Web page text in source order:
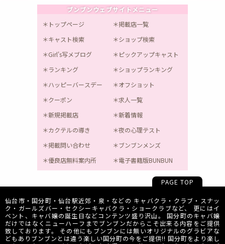
ブンブンウェブサイトメニュー
トップページ
掲載店一覧
キャスト検索
ショップ検索
Girl's写メブログ
ピックアップキャスト
ランキング
ショップランキング
ハッピーバースデー
オフショット
クーポン
求人一覧
新規掲載店
新着情報
カクテルの導き
夜の心理テスト
掲載問い合わせ
ブンブンメンズ
優良店無料案内所
電子書籍版BUNBUN
PAGE TOP
仙台市・国分町・仙台駅近郊・泉・などの キャバクラ・クラブ・スナッ
ク・ガールズバー・セクシーキャバクラ・ショークラブなど、 更にはイ
ベント、キャバ嬢の誕生日などコンテンツ盛り沢山。 国分町のキャバ嬢
だけではなくニューハーフまでブンブンだからこそ出来る内容をご提供
致しております。 その他にもブンブンには無いオリジナルのグラビアな
どもありブンブンとは違う楽しい国分町の今をご提供!! 国分町をより楽し